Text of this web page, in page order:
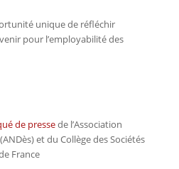
unique de réfléchir
pour l’employabilité des
de pressede l’Association
et du Collège des Sociétés
France